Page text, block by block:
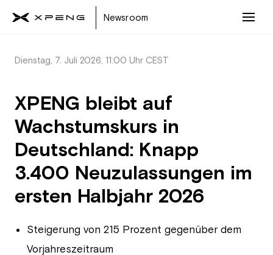
Newsroom
Dienstag, 7. Juli 2026, 11:00 Uhr CEST
XPENG bleibt auf
Wachstumskurs in
Deutschland: Knapp
3.400 Neuzulassungen im
ersten Halbjahr 2026
Steigerung von 215 Prozent gegenüber dem
Vorjahreszeitraum